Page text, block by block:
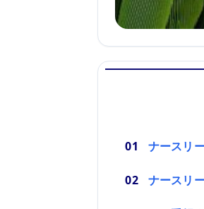
ナースリ
ナースリ